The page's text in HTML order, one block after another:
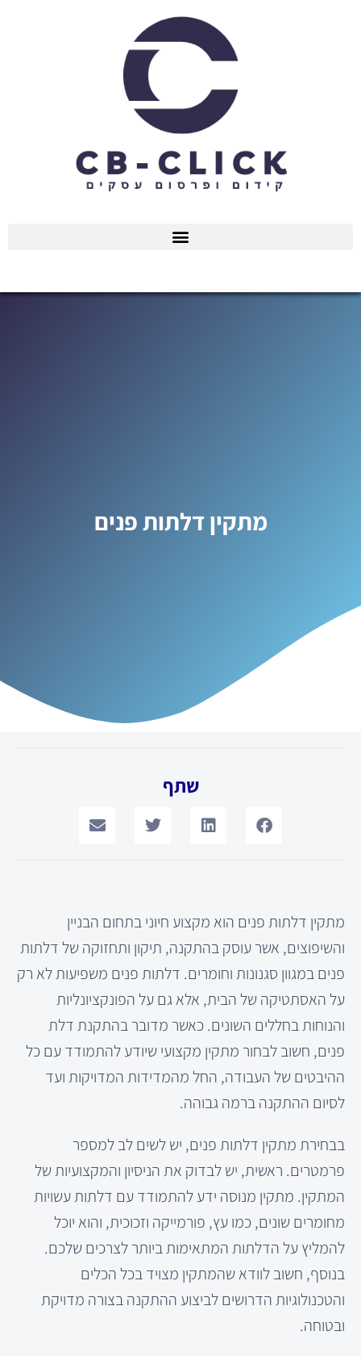
מתקין דלתות פנים
שתף
מתקין דלתות פנים הוא מקצוע חיוני בתחום הבניין
והשיפוצים, אשר עוסק בהתקנה, תיקון ותחזוקה של דלתות
פנים במגוון סגנונות וחומרים. דלתות פנים משפיעות לא רק
על האסתטיקה של הבית, אלא גם על הפונקציונליות
והנוחות בחללים השונים. כאשר מדובר בהתקנת דלת
פנים, חשוב לבחור מתקין מקצועי שיודע להתמודד עם כל
ההיבטים של העבודה, החל מהמדידות המדויקות ועד
לסיום ההתקנה ברמה גבוהה.
בבחירת מתקין דלתות פנים, יש לשים לב למספר
פרמטרים. ראשית, יש לבדוק את הניסיון והמקצועיות של
המתקין. מתקין מנוסה ידע להתמודד עם דלתות עשויות
מחומרים שונים, כמו עץ, פורמייקה וזכוכית, והוא יוכל
להמליץ על הדלתות המתאימות ביותר לצרכים שלכם.
בנוסף, חשוב לוודא שהמתקין מצויד בכל הכלים
והטכנולוגיות הדרושים לביצוע ההתקנה בצורה מדויקת
ובטוחה.